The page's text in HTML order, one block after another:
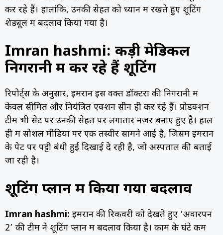
कर रहे हैं। हालांकि, उनकी सेहत को ध्यान में रखते हुए शूटिंग
शेड्यूल में बदलाव किया गया है।
Imran hashmi: कड़ी मेडिकल
निगरानी में कर रहे हैं शूटिंग
रिपोर्ट्स के अनुसार, इमरान इस वक्त डॉक्टरों की निगरानी में
केवल सीमित और नियंत्रित एक्शन सीन ही कर रहे हैं। प्रोडक्शन
टीम भी सेट पर उनकी सेहत पर लगातार नजर बनाए हुए है। हाल
ही में सोशल मीडिया पर एक तस्वीर सामने आई है, जिसमें इमरान
के पेट पर पट्टी बंधी हुई दिखाई दे रही है, जो अस्पताल की बताई
जा रही है।
शूटिंग प्लान में किया गया बदलाव
Imran hashmi: इमरान की रिकवरी को देखते हुए ‘अवारपन
2’ की टीम ने शूटिंग प्लान में बदलाव किया है। काम के घंटे कम